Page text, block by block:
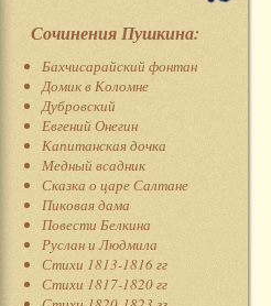
Сочинения Пушкина:
Бахчисарайский фонтан
Домик в Коломне
Дубровский
Евгений Онегин
Капитанская дочка
Медный всадник
Сказка о царе Салтане
Пиковая дама
Повести Белкина
Руслан и Людмила
Стихи 1813-1816 гг
Стихи 1817-1820 гг